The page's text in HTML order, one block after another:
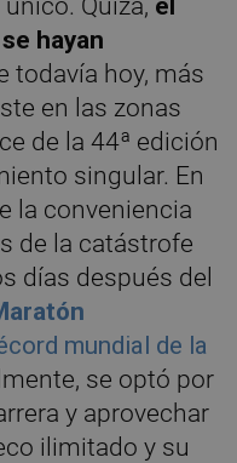
hayan
todavía hoy, más
en las zonas
de la 44ª edición
singular. En
la conveniencia
de la catástrofe
días después del
mundial de la
se optó por
y aprovechar
ilimitado y su